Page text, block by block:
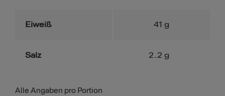
Eiweiß 41 g
Salz 2.2 g
Alle Angaben pro Portion